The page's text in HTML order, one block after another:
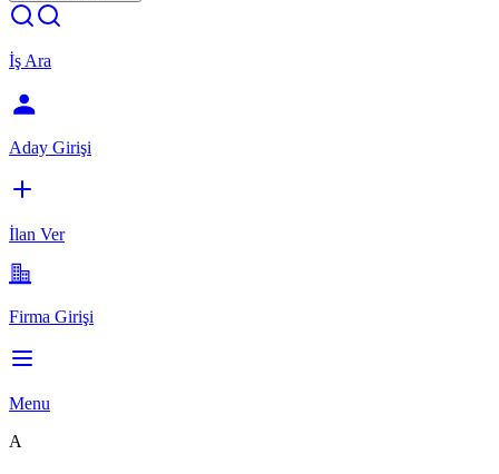
İş Ara
Aday Girişi
İlan Ver
Firma Girişi
Menu
A